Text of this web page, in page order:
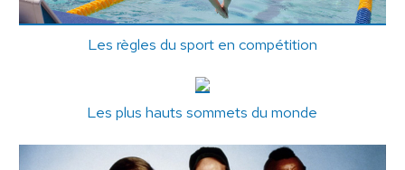
Les règles du sport en compétition
Les plus hauts sommets du monde